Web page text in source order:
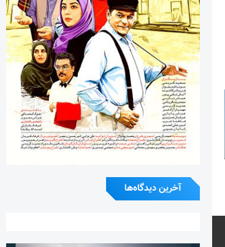
آخرین دیدگاه‌ها